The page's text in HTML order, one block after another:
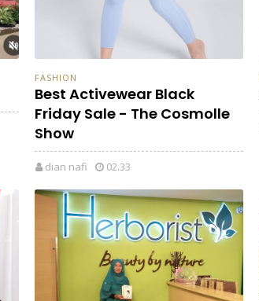
FASHION
Best Activewear Black
Friday Sale - The Cosmolle
Show
dian nafi 02.33